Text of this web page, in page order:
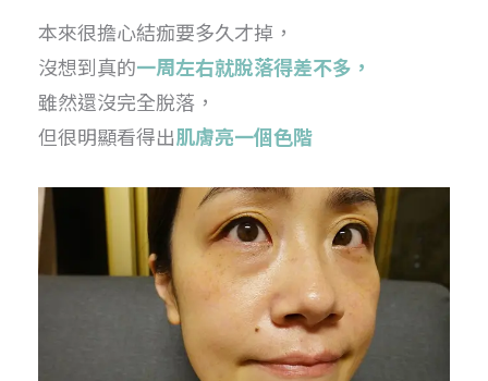
本來很擔心結痂要多久才掉，
沒想到真的一周左右就脫落得差不多，
雖然還沒完全脫落，
但很明顯看得出肌膚亮一個色階